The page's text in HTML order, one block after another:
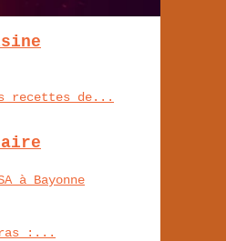
recettes de...
à Bayonne
:...